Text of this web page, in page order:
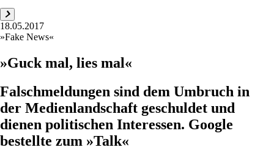
18.05.2017
»Fake News«
»Guck mal, lies mal«
Falschmeldungen sind dem Umbruch in
der Medienlandschaft geschuldet und
dienen politischen Interessen. Google
bestellte zum »Talk«